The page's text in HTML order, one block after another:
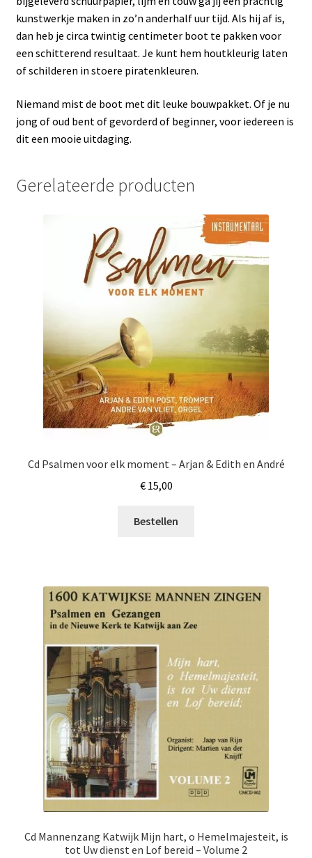
kunstwerkje maken in zo’n anderhalf uur tijd. Als hij af is,
dan heb je circa twintig centimeter boot te pakken voor
een schitterend resultaat. Je kunt hem houtkleurig laten
of schilderen in stoere piratenkleuren.
Niemand mist de boot met dit leuke bouwpakket. Of je nu
jong of oud bent of gevorderd of beginner, voor iedereen is
dit een mooie uitdaging.
Gerelateerde producten
Cd Psalmen voor elk moment – Arjan & Edith en André
€15,00
Bestellen
Cd Mannenzang Katwijk Mijn hart, o Hemelmajesteit, is
tot Uw dienst en Lof bereid – Volume 2